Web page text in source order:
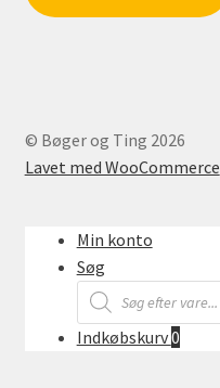
© Bøger og Ting 2026
Lavet med WooCommerce
Min konto
Søg
Products
search
Indkøbskurv0